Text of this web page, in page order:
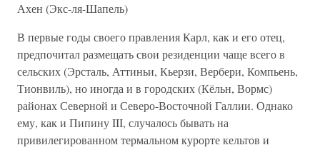
Ахен (Экс-ля-Шапель)
В первые годы своего правления Карл, как и его отец,
предпочитал размещать свои резиденции чаще всего в
сельских (Эрсталь, Аттиньи, Кьерзи, Вербери, Компьень,
Тионвиль), но иногда и в городских (Кёльн, Вормс)
районах Северной и Северо-Восточной Галлии. Однако
ему, как и Пипину III, случалось бывать на
привилегированном термальном курорте кельтов и